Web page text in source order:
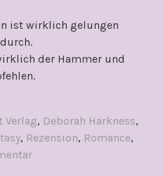
ist wirklich gelungen
der Hammer und
Verlag, Deborah Harkness,
, Rezension, Romance,